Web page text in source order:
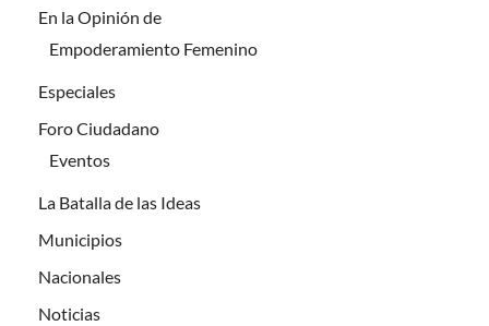
En la Opinión de
Empoderamiento Femenino
Especiales
Foro Ciudadano
Eventos
La Batalla de las Ideas
Municipios
Nacionales
Noticias